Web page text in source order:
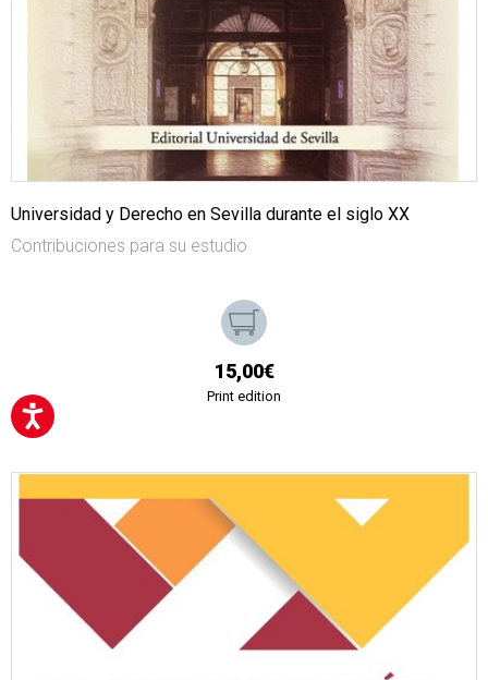
Universidad y Derecho en Sevilla durante el siglo XX
Contribuciones para su estudio
15,00€
Print edition